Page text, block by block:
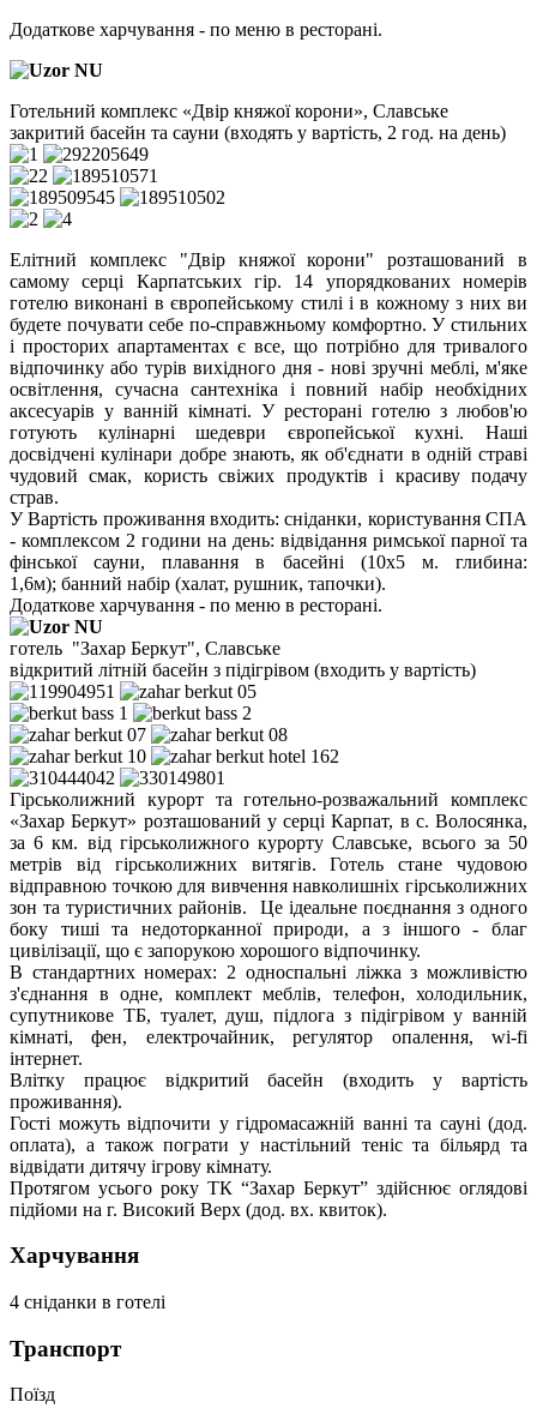
Додаткове харчування - по меню в ресторані.
Готельний комплекс «Двір княжої корони», Славське
закритий басейн та сауни (входять у вартість, 2 год. на день)
Елітний комплекс "Двір княжої корони" розташований в
самому серці Карпатських гір. 14 упорядкованих номерів
готелю виконані в європейському стилі і в кожному з них ви
будете почувати себе по-справжньому комфортно. У стильних
і просторих апартаментах є все, що потрібно для тривалого
відпочинку або турів вихідного дня - нові зручні меблі, м'яке
освітлення, сучасна сантехніка і повний набір необхідних
аксесуарів у ванній кімнаті. У ресторані готелю з любов'ю
готують кулінарні шедеври європейської кухні. Наші
досвідчені кулінари добре знають, як об'єднати в одній страві
чудовий смак, користь свіжих продуктів і красиву подачу
страв.
У Вартість проживання входить: сніданки, користування СПА
- комплексом 2 години на день: відвідання римської парної та
фінської сауни, плавання в басейні (10х5 м. глибина:
1,6м); банний набір (халат, рушник, тапочки).
Додаткове харчування - по меню в ресторані.
готель "Захар Беркут", Славське
відкритий літній басейн з підігрівом (входить у вартість)
Гірськолижний курорт та готельно-розважальний комплекс
«Захар Беркут» розташований у серці Карпат, в с. Волосянка,
за 6 км. від гірськолижного курорту Славське, всього за 50
метрів від гірськолижних витягів. Готель стане чудовою
відправною точкою для вивчення навколишніх гірськолижних
зон та туристичних районів. Це ідеальне поєднання з одного
боку тиші та недоторканної природи, а з іншого - благ
цивілізації, що є запорукою хорошого відпочинку.
В стандартних номерах: 2 односпальні ліжка з можливістю
з'єднання в одне, комплект меблів, телефон, холодильник,
супутникове ТБ, туалет, душ, підлога з підігрівом у ванній
кімнаті, фен, електрочайник, регулятор опалення, wi-fi
інтернет.
Влітку працює відкритий басейн (входить у вартість
проживання).
Гості можуть відпочити у гідромасажній ванні та сауні (дод.
оплата), а також пограти у настільний теніс та більярд та
відвідати дитячу ігрову кімнату.
Протягом усього року ТК “Захар Беркут” здійснює оглядові
підйоми на г. Високий Верх (дод. вх. квиток).
Харчування
4 сніданки в готелі
Транспорт
Поїзд